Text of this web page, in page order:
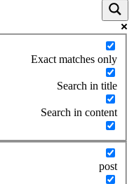
Exact matches only
Search in title
Search in content
post